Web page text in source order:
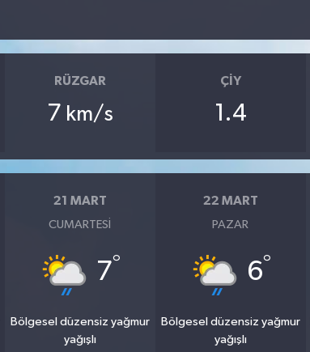
RÜZGAR
7 km/s
ÇIY
1.4
21 MART
CUMARTESI
7°
Bölgesel düzensiz yağmur
yağışlı
22 MART
PAZAR
6°
Bölgesel düzensiz yağmur
yağışlı